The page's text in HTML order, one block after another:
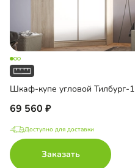
Шкаф-купе угловой Тилбург-1
69 560
Доступно для доставки
Заказать